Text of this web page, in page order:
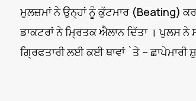
ਮੁਲਜ਼ਮਾਂ ਨੇ ਉਨ੍ਹਾਂ ਨੂੰ ਕੁੱਟਮਾਰ (Beating)
ਡਾਕਟਰਾਂ ਨੇ ਮ੍ਰਿਤਕ ਐਲਾਨ ਦਿੱਤਾ । ਪੁਲਸ ਨੇ
ਗ੍ਰਿਫਤਾਰੀ ਲਈ ਕਈ ਥਾਵਾਂ `ਤੇ – ਛਾਪੇਮਾਰੀ